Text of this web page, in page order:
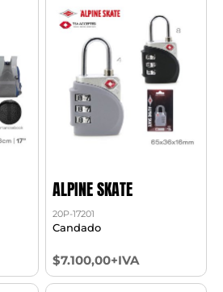
ALPINE SKATE
20P-17201
Candado
$7.100,00+IVA